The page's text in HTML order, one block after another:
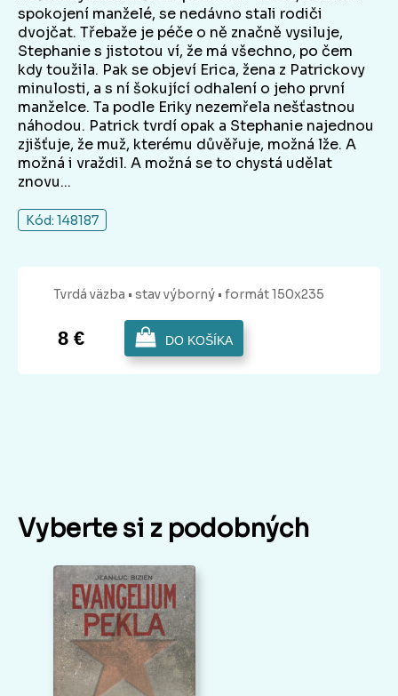
spokojení manželé, se nedávno stali rodiči
dvojčat. Třebaže je péče o ně značně vysiluje,
Stephanie s jistotou ví, že má všechno, po čem
kdy toužila. Pak se objeví Erica, žena z Patrickovy
minulosti, a s ní šokující odhalení o jeho první
manželce. Ta podle Eriky nezemřela nešťastnou
náhodou. Patrick tvrdí opak a Stephanie najednou
zjišťuje, že muž, kterému důvěřuje, možná lže. A
možná i vraždil. A možná se to chystá udělat
znovu...
Kód: 148187
Tvrdá väzba • stav výborný • formát 150x235
8 € DO KOŠÍKA
Vyberte si z podobných